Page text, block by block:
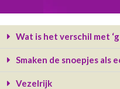
Wat is het verschil met
Smaken de snoepjes als
Vezelrijk